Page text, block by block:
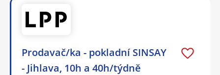
Prodavač/ka - pokladní SINSAY
- Jihlava, 10h a 40h/týdně